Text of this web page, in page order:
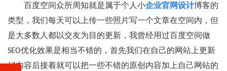
百度空间众所周知就是属于个人小企业官网设计博客的
类型，我们每天可以上传一些照片写一个文章在空间内，但
是大多数人都以交友为目的更新，我曾经用过百度空间做
SEO优化效果是相当不错的，首先我们在自己的网站上更新
好内容后接着就可以把一些不错的原创内容加上自己网站的